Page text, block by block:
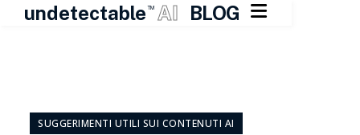
undetectable TM AI BLOG 
contenutoSUGGERIMENTI UTILI SUI CONTENUTI AI